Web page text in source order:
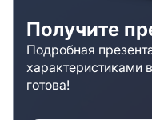
Получите
Подробная
характеристиками
готова!